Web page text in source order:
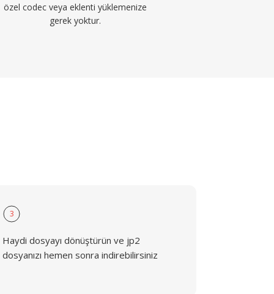
özel codec veya eklenti yüklemenize
gerek yoktur.
3
Haydi dosyayı dönüştürün ve jp2
dosyanızı hemen sonra indirebilirsiniz